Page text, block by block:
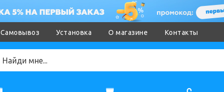
Самовывоз Установка О магазине Контакты